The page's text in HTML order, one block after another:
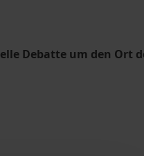
Debatte um den Ort